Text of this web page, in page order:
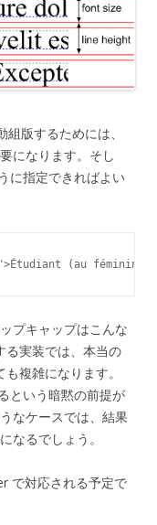
版するためには、
になります。そし
に指定できればよい
(au féminin
プキャップはこんな
実装では、本当の
複雑になります。
という暗黙の前提が
なケースでは、結果
なるでしょう。
で対応される予定で